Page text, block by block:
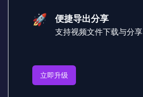
🚀 便捷导出分享
支持视频文件下载与分享
立即升级